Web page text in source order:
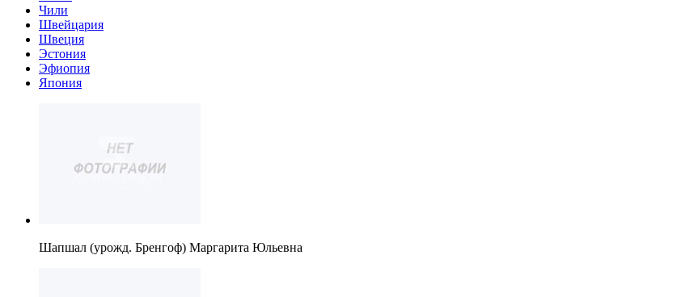
Чили
Швейцария
Швеция
Эстония
Эфиопия
Япония
Шапшал (урожд. Бренгоф) Маргарита Юльевна